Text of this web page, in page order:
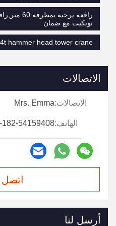
توبكيت مع ضمان
hammer head tower crane
الاتصالات
الاتصالات:Mrs. Emma
الهاتف:182-54159408
اتصل
أرسل لنا